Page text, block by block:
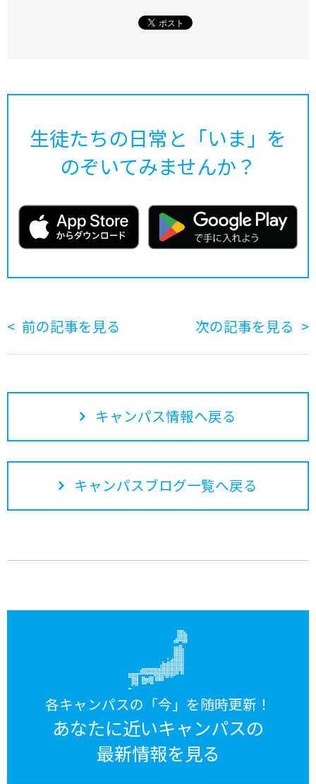
生徒たちの日常と「いま」を
のぞいてみませんか？
前の記事を見る 次の記事を見る
キャンパス情報へ戻る
キャンパスブログ一覧へ戻る
各キャンパスの「今」を随時更新！
あなたに近いキャンパスの
最新情報を見る